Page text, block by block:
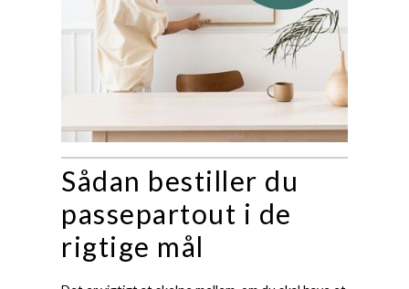
Sådan bestiller du
passepartout i de
rigtige mål